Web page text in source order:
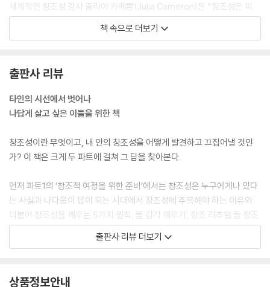
창조성을 깨우는 과제 231
6주 창조 과정을 지속하는 힘 만들기
02 최악은 시작도 못하는 것 250
03 창조 과정의 핵심 원동력, 몰입 257
04 나는 미약하나 ‘우리’는 강하다 263
창조성을 깨우는 과제 268
7주 창조 과정에 찾아오는 위기와 좌절에 대처하기
01 결과는 내 몫이 아니다 277
03 토끼의 두뇌와 거북이의 마음 292
04 언제 어디서든 빛날 수 있는 비결 300
창조성을 깨우는 과제 304
8주 계속해서 창조적인 삶을 살아가기
03 나의 창조성에서 우리의 창조성으로 324
세계적인 창조성 강사 줄리아 카메론(Julia Cameron)은 “창조성은 피
같은 것”이라고 표현했다. 그는 “피가 당신의 몸 안에 흐르고 있지만, 당신
이 만들어낸 것은 아니듯이, 창조성도 당신의 정신 속에 존재하지만 당신
들에게만 있는 특별한 능력이 아니다.
--- p.20
다. 도전과 실패가 두려운데도 창조성이 안내하는 모험의 길을 명랑하게
걸어가겠다고 용기를 내는 것이다. 고난을 겪으면서도 현실에 매몰되어 심
세상에서 완고하게 나만의 행복에 집중하며 느긋하게 걸어가기를 선택하
는 것이다. 그래서 어른의 놀이는 아이처럼 저절로 되지 않는다. 놀이가 될
수 없는 고단하고 힘든 삶을 놀이의 재료로 삼아 즐거움과 기쁨으로 변형
시키기로 의도적으로 노력하는 것이다.
나는 어떻게 하면 내 일과 일상이 놀이가 될 수 있을지 매일 치열하게 고민
한다. 삶이 무겁고 정체된 느낌이 들 때면 내 일상에 놀이의 다섯 요소 중
하면 무겁게 정체되었던 에너지가 풀리기 시작한다. 내 삶을 놀이로 바꾸
책 속으로 더보기
출판사 리뷰
타인의 시선에서 벗어나
나답게 살고 싶은 이들을 위한 책
창조성이란 무엇이고, 내 안의 창조성을 어떻게 발견하고 끄집어낼 것인
가? 이 책은 크게 두 파트에 걸쳐 그 답을 찾아본다.
먼저 파트1의 ‘창조적 여정을 위한 준비’에서는 창조성은 누구에게나 있다
는 사실과 나다움이 답이 되는 시대에서 창조성에 주목해야 하는 이유와
더불어 창조성을 깨우는 5가지 원칙, 몸 감각 깨우기, 창조 리추얼 등 창조
성을 깨우는 구체적인 훈련에 대해 알아본다.
출판사 리뷰 더보기
상품정보안내